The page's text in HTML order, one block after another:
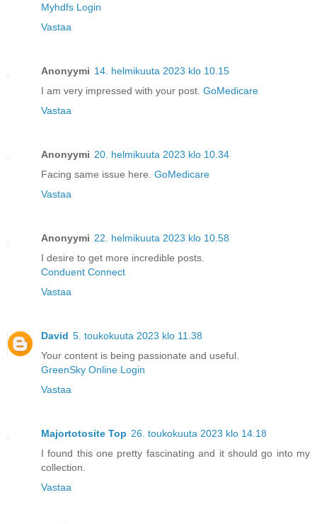
Myhdfs Login
Vastaa
Anonyymi 14. helmikuuta 2023 klo 10.15
I am very impressed with your post. GoMedicare
Vastaa
Anonyymi 20. helmikuuta 2023 klo 10.34
Facing same issue here. GoMedicare
Vastaa
Anonyymi 22. helmikuuta 2023 klo 10.58
I desire to get more incredible posts.
Conduent Connect
Vastaa
David 5. toukokuuta 2023 klo 11.38
Your content is being passionate and useful.
GreenSky Online Login
Vastaa
Majortotosite Top 26. toukokuuta 2023 klo 14.18
I found this one pretty fascinating and it should go into my
collection.
Vastaa